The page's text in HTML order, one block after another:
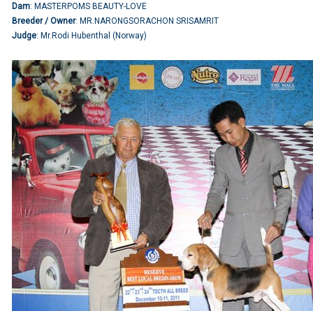
Dam: MASTERPOMS BEAUTY-LOVE
Breeder / Owner: MR.NARONGSORACHON SRISAMRIT
Judge: Mr.Rodi Hubenthal (Norway)